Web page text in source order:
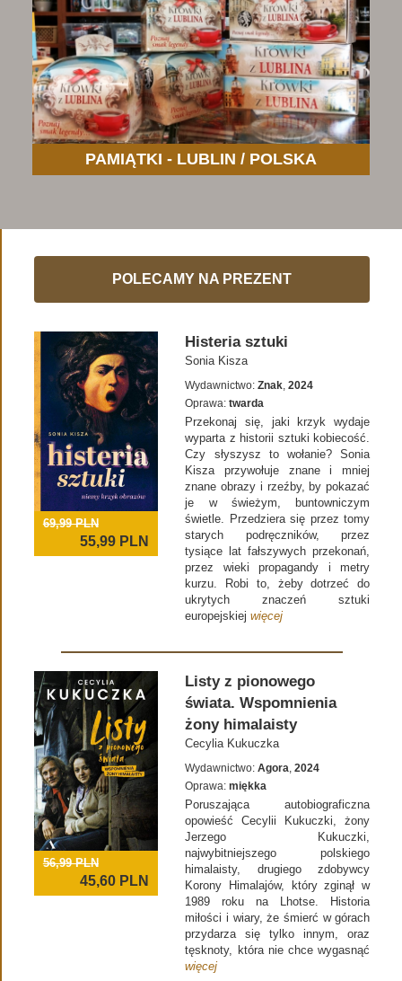
PAMIĄTKI - LUBLIN / POLSKA
POLECAMY NA PREZENT
69,99 PLN
55,99 PLN
Histeria sztuki
Sonia Kisza
Wydawnictwo:Znak ,2024
Oprawa:twarda
Przekonaj się, jaki krzyk wydaje
wyparta z historii sztuki kobiecość.
Czy słyszysz to wołanie? Sonia
Kisza przywołuje znane i mniej
znane obrazy i rzeźby, by pokazać
je w świeżym, buntowniczym
świetle. Przedziera się przez tomy
starych podręczników, przez
tysiące lat fałszywych przekonań,
przez wieki propagandy i metry
kurzu. Robi to, żeby dotrzeć do
ukrytych znaczeń sztuki
europejskiej więcej
56,99 PLN
45,60 PLN
Listy z pionowego
świata. Wspomnienia
żony himalaisty
Cecylia Kukuczka
Wydawnictwo:Agora ,2024
Oprawa:miękka
Poruszająca autobiograficzna
opowieść Cecylii Kukuczki, żony
Jerzego Kukuczki,
najwybitniejszego polskiego
himalaisty, drugiego zdobywcy
Korony Himalajów, który zginął w
1989 roku na Lhotse. Historia
miłości i wiary, że śmierć w górach
przydarza się tylko innym, oraz
tęsknoty, która nie chce wygasnąć
więcej